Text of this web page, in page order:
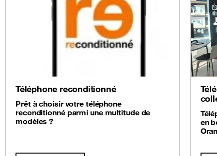
Téléphone reconditionné
Prêt à choisir votre téléphone
reconditionné parmi une multitude de
modèles ?
en